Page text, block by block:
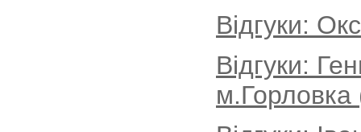
Відгуки:
Відгуки: